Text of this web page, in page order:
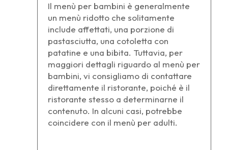
Il menù per bambini è generalmente
un menù ridotto che solitamente
include affettati, una porzione di
pastasciutta, una cotoletta con
patatine e una bibita. Tuttavia, per
maggiori dettagli riguardo al menù per
bambini, vi consigliamo di contattare
direttamente il ristorante, poiché è il
ristorante stesso a determinarne il
contenuto. In alcuni casi, potrebbe
coincidere con il menù per adulti.